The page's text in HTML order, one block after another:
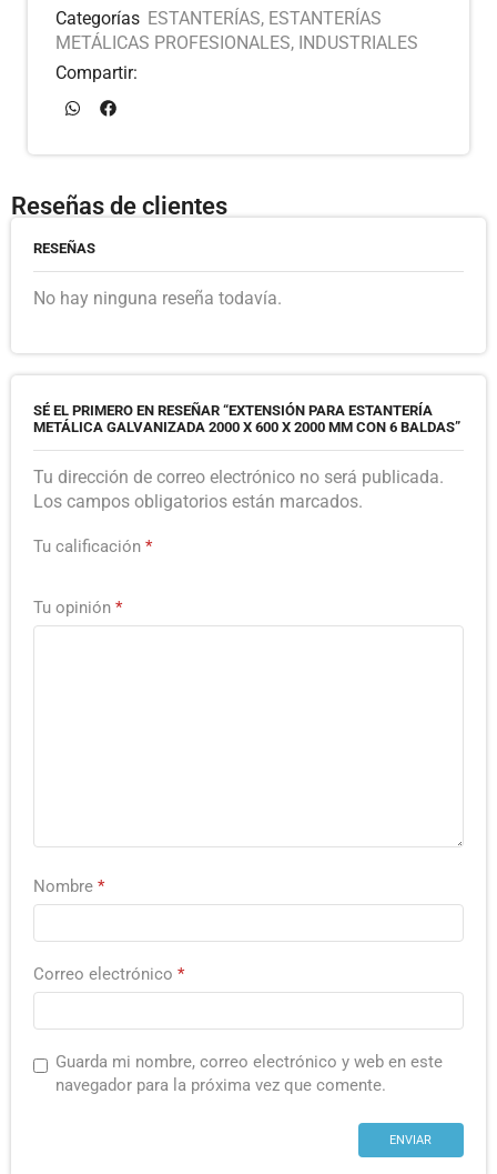
Categorías ESTANTERÍAS, ESTANTERÍAS
METÁLICAS PROFESIONALES, INDUSTRIALES
Compartir:
Reseñas de clientes
RESEÑAS
No hay ninguna reseña todavía.
SÉ EL PRIMERO EN RESEÑAR “EXTENSIÓN PARA ESTANTERÍA
METÁLICA GALVANIZADA 2000 X 600 X 2000 MM CON 6 BALDAS”
Tu dirección de correo electrónico no será publicada.
Los campos obligatorios están marcados.
Tu calificación *
Tu opinión *
Nombre *
Correo electrónico *
Guarda mi nombre, correo electrónico y web en este
navegador para la próxima vez que comente.